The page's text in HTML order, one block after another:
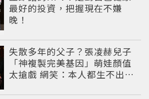
最好的投資，把握現在不嫌
晚！
失散多年的父子？張凌赫兒子
「神複製完美基因」萌娃顏值
太搶戲 網笑：本人都生不出這